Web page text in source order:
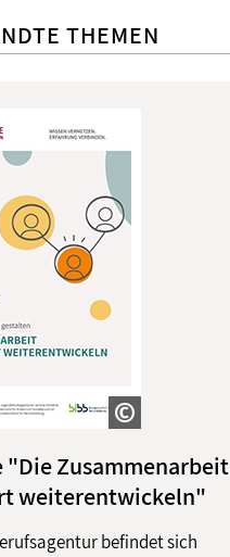
THEMEN
"Die Zusammenarbeit
weiterentwickeln"
befindet sich